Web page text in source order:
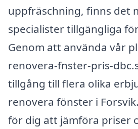
uppfräschning, finns det
specialister tillgängliga
Genom att använda vår
renovera-fnster-pris-
tillgång till flera olika
renovera fönster i
för dig att jämföra priser